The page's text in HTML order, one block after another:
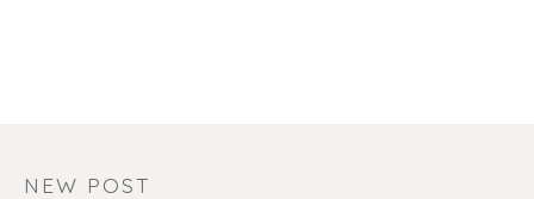
NEW POST